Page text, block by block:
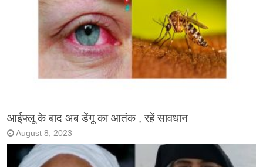
आईफ्लू के बाद अब डेंगू का आतंक , रहें सावधान
August 8, 2023